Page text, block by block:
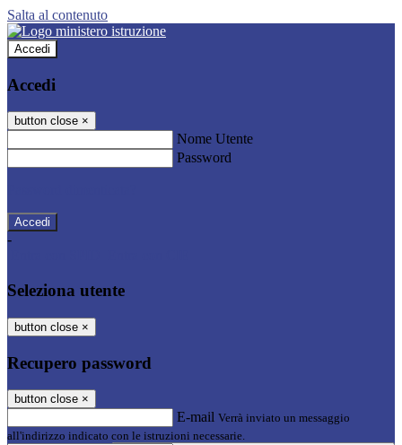
Salta al contenuto
Accedi
Accedi
button close ×
Nome Utente
Password
-
Seleziona utente
button close ×
Recupero password
button close ×
E-mail Verrà inviato un messaggio
all'indirizzo indicato con le istruzioni necessarie.